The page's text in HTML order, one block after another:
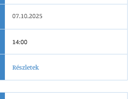
07.10.2025
14:00
Részletek